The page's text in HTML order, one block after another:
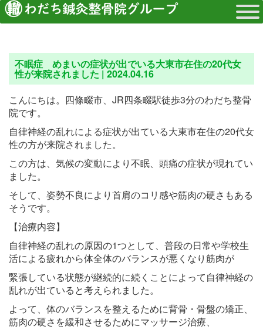
不眠症 めまいの症状が出でいる大東市在住の20代女
性が来院されました | 2024.04.16
こんにちは。四條畷市、JR四条畷駅徒歩3分のわだち整骨
院です。
自律神経の乱れによる症状が出ている大東市在住の20代女
性の方が来院されました。
この方は、気候の変動により不眠、頭痛の症状が現れてい
ました。
そして、姿勢不良により首肩のコリ感や筋肉の硬さもある
そうです。
【治療内容】
自律神経の乱れの原因の1つとして、普段の日常や学校生
活による疲れから体全体のバランスが悪くなり筋肉が
緊張している状態が継続的に続くことによって自律神経の
乱れが出ていると考えられました。
よって、体のバランスを整えるために背骨・骨盤の矯正、
筋肉の硬さを緩和させるためにマッサージ治療、